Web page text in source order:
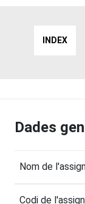
INDEX
Dades
Nom de
Codi de